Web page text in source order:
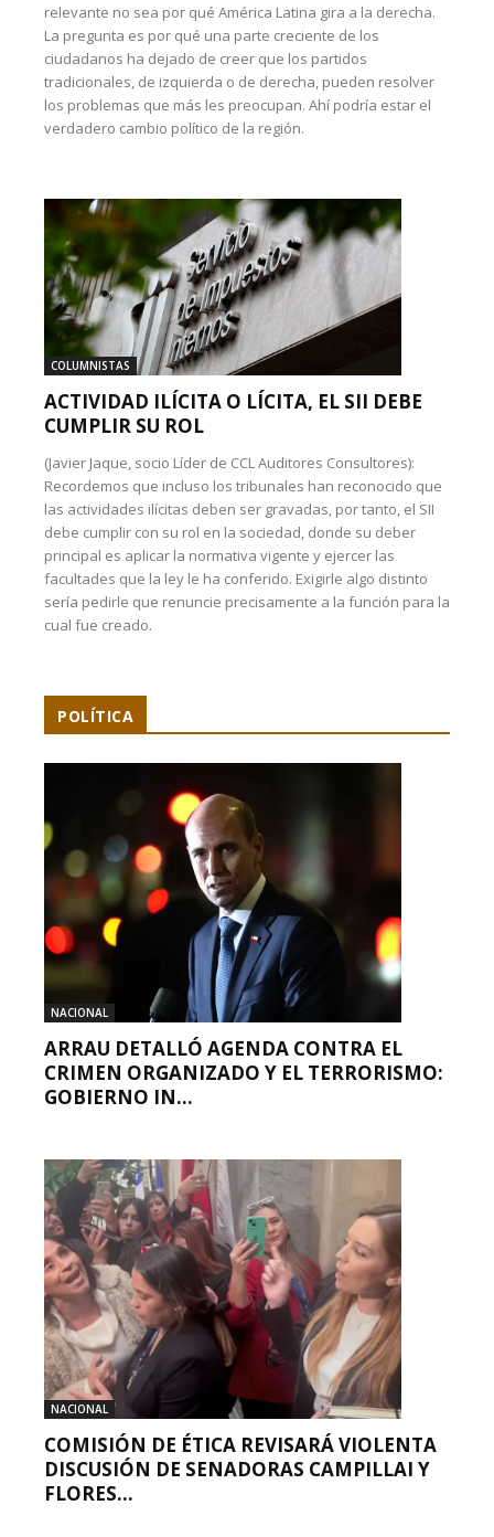
relevante no sea por qué América Latina gira a la derecha.
La pregunta es por qué una parte creciente de los
ciudadanos ha dejado de creer que los partidos
tradicionales, de izquierda o de derecha, pueden resolver
los problemas que más les preocupan. Ahí podría estar el
verdadero cambio político de la región.
COLUMNISTAS
ACTIVIDAD ILÍCITA O LÍCITA, EL SII DEBE
CUMPLIR SU ROL
(Javier Jaque, socio Líder de CCL Auditores Consultores):
Recordemos que incluso los tribunales han reconocido que
las actividades ilícitas deben ser gravadas, por tanto, el SII
debe cumplir con su rol en la sociedad, donde su deber
principal es aplicar la normativa vigente y ejercer las
facultades que la ley le ha conferido. Exigirle algo distinto
sería pedirle que renuncie precisamente a la función para la
cual fue creado.
POLÍTICA
NACIONAL
ARRAU DETALLÓ AGENDA CONTRA EL
CRIMEN ORGANIZADO Y EL TERRORISMO:
GOBIERNO IN...
NACIONAL
COMISIÓN DE ÉTICA REVISARÁ VIOLENTA
DISCUSIÓN DE SENADORAS CAMPILLAI Y
FLORES...